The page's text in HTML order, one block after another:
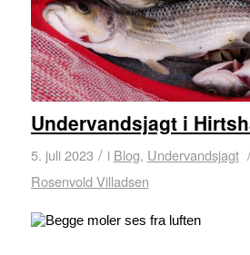
Undervandsjagt i
5. juli 2023 / i Blog, Undervandsjagt
Rosenvold Villadsen
Stor rabat på
med rabatkode i